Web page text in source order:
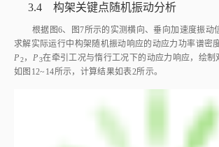
3.4 构架关键点随机振动分析
根据 图6、 图7所示的实测横向、垂向加速度振动
求解实际运行中构架随机振动响应的动应力功率谱密
P2， P3在牵引工况与惰行工况下的动应力响应，绘制
如图 12~ 14所示，计算结果如表2所示。